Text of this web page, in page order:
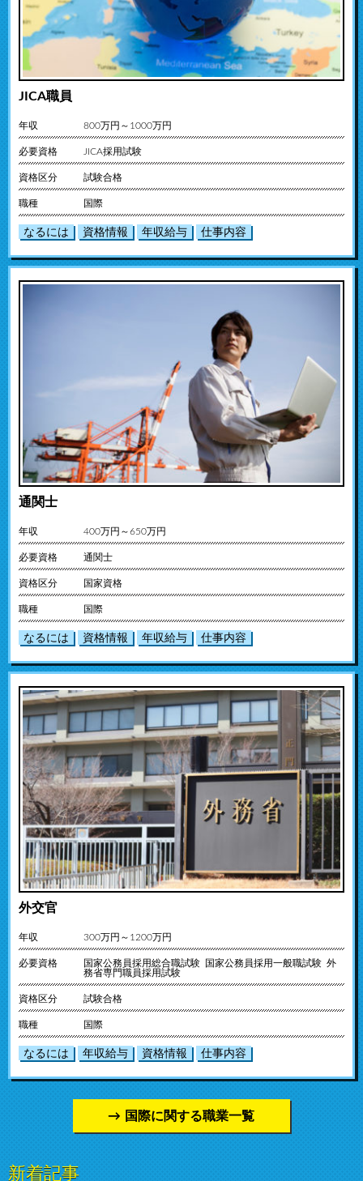
JICA職員
年収 800万円～1000万円
必要資格 JICA採用試験
資格区分 試験合格
職種 国際
なるには 資格情報 年収給与 仕事内容
通関士
年収 400万円～650万円
必要資格 通関士
資格区分 国家資格
職種 国際
なるには 資格情報 年収給与 仕事内容
外交官
年収 300万円～1200万円
必要資格
国家公務員採用総合職試験 国家公務員採用一般職試験 外
務省専門職員採用試験
資格区分 試験合格
職種 国際
なるには 年収給与 資格情報 仕事内容
国際に関する職業一覧
新着記事